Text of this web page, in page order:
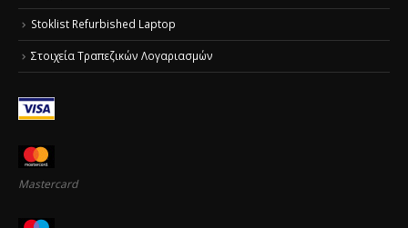
Stoklist Refurbished Laptop
Στοιχεία Τραπεζικών Λογαριασμών
Mastercard